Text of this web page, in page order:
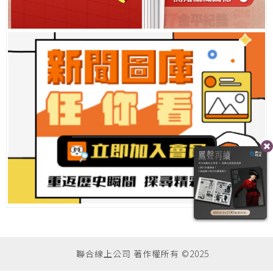
聯合線上公司 著作權所有 ©2025